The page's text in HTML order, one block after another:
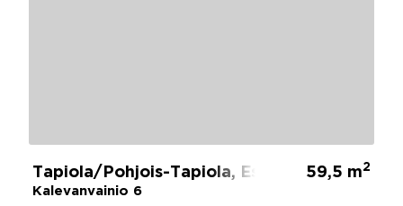
Tapiola/Pohjois-Tapiola, Espoo
Kalevanvainio 6
59,5 m2